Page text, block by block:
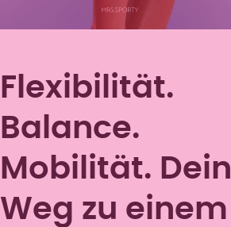
Flexibilität.
Balance.
Mobilität. Dein
Weg zu einem